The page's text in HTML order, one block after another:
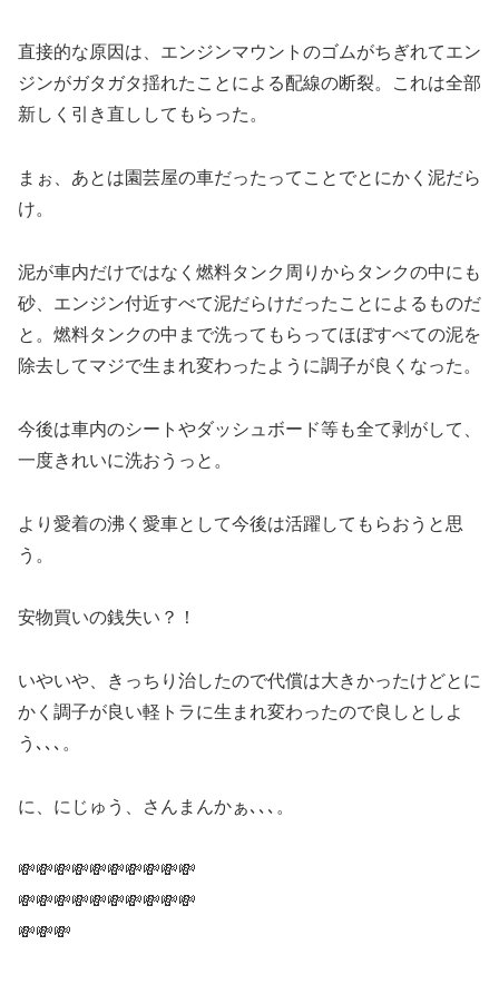
直接的な原因は、エンジンマウントのゴムがちぎれてエン
ジンがガタガタ揺れたことによる配線の断裂。これは全部
新しく引き直ししてもらった。
まぉ、あとは園芸屋の車だったってことでとにかく泥だら
け。
泥が車内だけではなく燃料タンク周りからタンクの中にも
砂、エンジン付近すべて泥だらけだったことによるものだ
と。燃料タンクの中まで洗ってもらってほぼすべての泥を
除去してマジで生まれ変わったように調子が良くなった。
今後は車内のシートやダッシュボード等も全て剥がして、
一度きれいに洗おうっと。
より愛着の沸く愛車として今後は活躍してもらおうと思
う。
安物買いの銭失い？！
いやいや、きっちり治したので代償は大きかったけどとに
かく調子が良い軽トラに生まれ変わったので良しとしよ
う､､､。
に、にじゅう、さんまんかぁ､､､。
💸💸💸💸💸💸💸💸💸💸
💸💸💸💸💸💸💸💸💸💸
💸💸💸